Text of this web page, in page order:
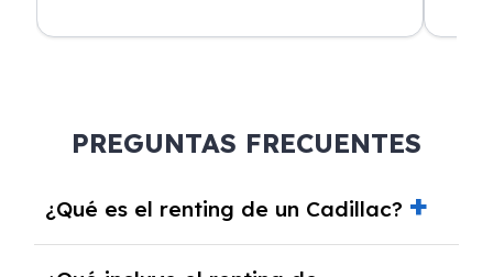
recomiendo un montón, muchas gracias!
plazo
PREGUNTAS FRECUENTES
¿Qué es el renting de un Cadillac?